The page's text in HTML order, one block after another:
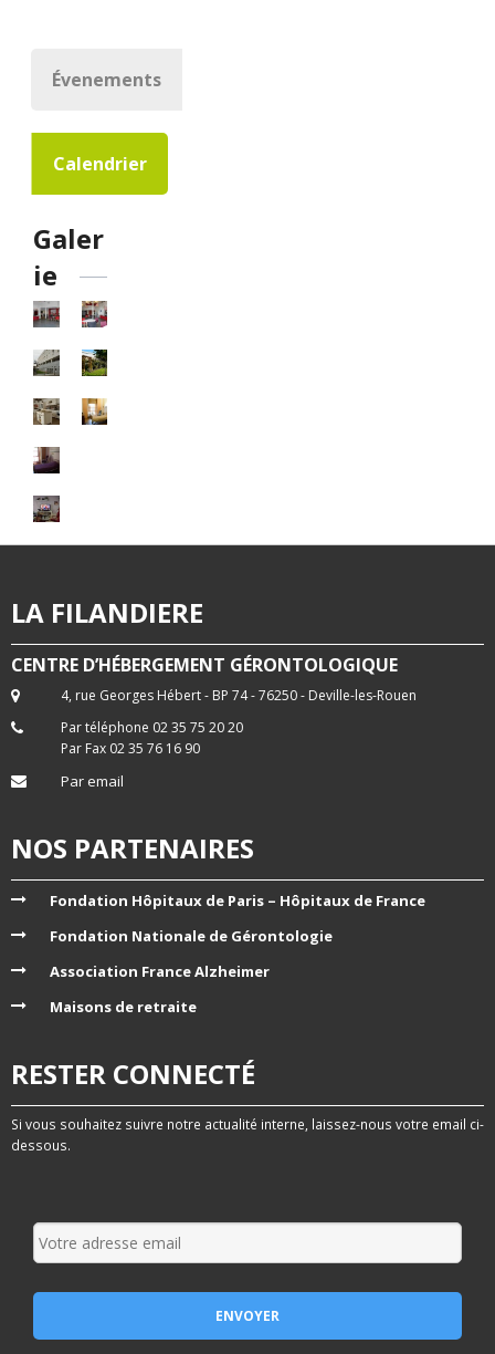
Évenements
Calendrier
Galer
ie
LA FILANDIERE
CENTRE D’HÉBERGEMENT GÉRONTOLOGIQUE
4, rue Georges Hébert - BP 74 - 76250 - Deville-les-Rouen
Par téléphone 02 35 75 20 20
Par Fax 02 35 76 16 90
Par email
NOS PARTENAIRES
Fondation Hôpitaux de Paris – Hôpitaux de France
Fondation Nationale de Gérontologie
Association France Alzheimer
Maisons de retraite
RESTER CONNECTÉ
Si vous souhaitez suivre notre actualité interne, laissez-nous votre email ci-
dessous.